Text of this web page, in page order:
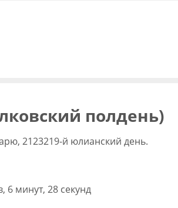
полдень)
2123219-й юлианский день.
6 минут, 28 секунд